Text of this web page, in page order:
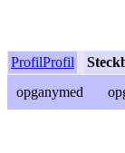
ProfilProfil
opganymed